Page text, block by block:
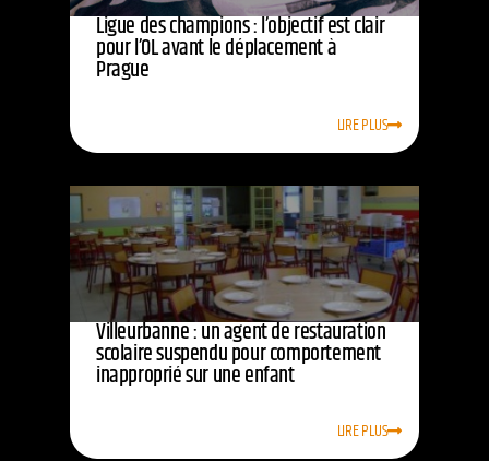
Ligue des champions : l’objectif est clair
pour l’OL avant le déplacement à
Prague
LIRE PLUS
Villeurbanne : un agent de restauration
scolaire suspendu pour comportement
inapproprié sur une enfant
LIRE PLUS